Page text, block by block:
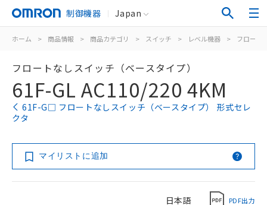
制御機器 Japan
ホーム > 商品情報 > 商品カテゴリ > スイッチ > レベル機器 > フロート
フロートなしスイッチ（ベースタイプ）
61F-GL AC110/220 4KM
61F-G□ フロートなしスイッチ（ベースタイプ） 形式セレ
クタ
マイリストに追加
日本語 PDF出力